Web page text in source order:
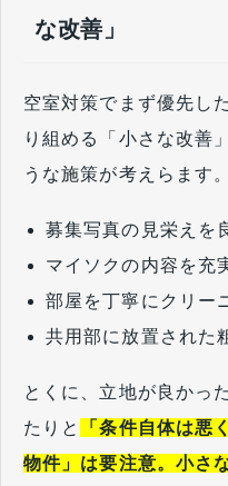
な改善」
空室対策でまず優先し
り組める「小さな改善
うな施策が考えらます。
募集写真の見栄えを
マイソクの内容を充
部屋を丁寧にクリー
共用部に放置された
とくに、立地が良かっ
たりと
「条件自体は悪
物件」は要注意。小さ